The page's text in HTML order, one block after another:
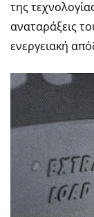
της
αναταράξεις
ενεργειακή